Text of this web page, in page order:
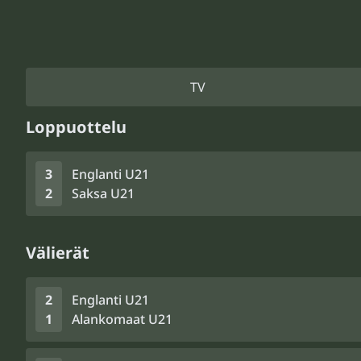
TV
Loppuottelu
3
2
Englanti U21
Saksa U21
Välierät
2
1
Englanti U21
Alankomaat U21